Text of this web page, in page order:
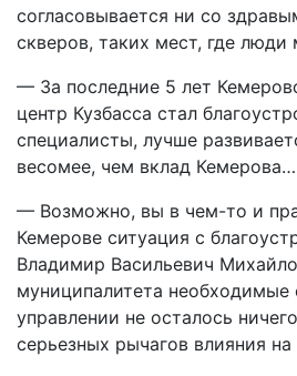
согласовывается ни со
скверов, таких мест, где люди
— За последние 5 лет
центр Кузбасса стал
специалисты, лучше
весомее, чем вклад
— Возможно, вы в чем-то и
Кемерове ситуация с
Владимир Васильевич
муниципалитета
управлении не осталось
серьезных рычагов влияния на